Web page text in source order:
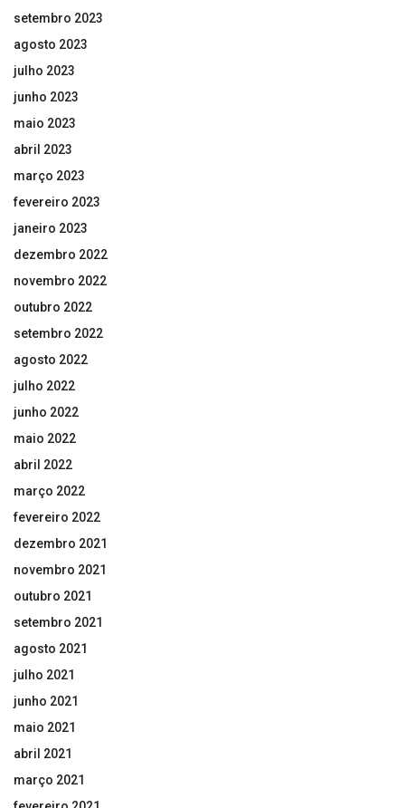
setembro 2023
agosto 2023
julho 2023
junho 2023
maio 2023
abril 2023
março 2023
fevereiro 2023
janeiro 2023
dezembro 2022
novembro 2022
outubro 2022
setembro 2022
agosto 2022
julho 2022
junho 2022
maio 2022
abril 2022
março 2022
fevereiro 2022
dezembro 2021
novembro 2021
outubro 2021
setembro 2021
agosto 2021
julho 2021
junho 2021
maio 2021
abril 2021
março 2021